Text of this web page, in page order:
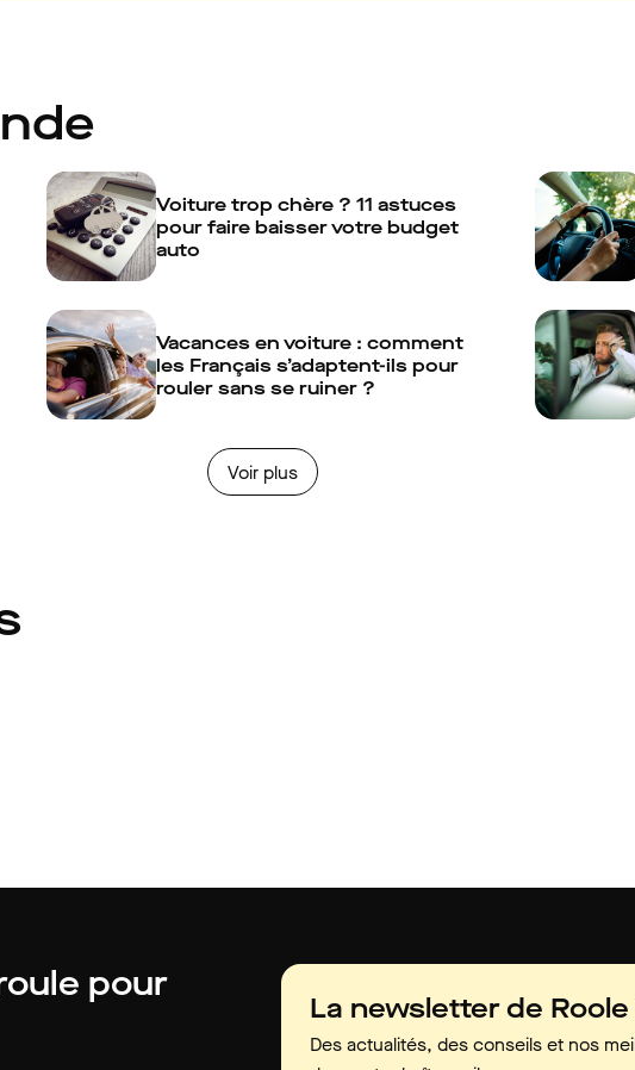
Voiture trop chère ? 11 astuces
pour faire baisser votre budget
auto
Vacances en voiture : comment
les Français s’adaptent-ils pour
rouler sans se ruiner ?
Voir plus
pour
La newsletter de
Des actualités, des conseils et nos